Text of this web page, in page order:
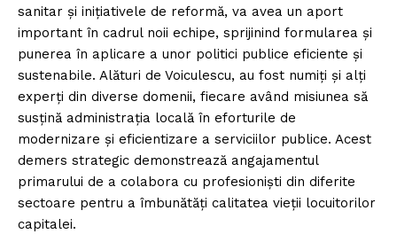
sanitar și inițiativele de reformă, va avea un aport
important în cadrul noii echipe, sprijinind formularea și
punerea în aplicare a unor politici publice eficiente și
sustenabile. Alături de Voiculescu, au fost numiți și alți
experți din diverse domenii, fiecare având misiunea să
susțină administrația locală în eforturile de
modernizare și eficientizare a serviciilor publice. Acest
demers strategic demonstrează angajamentul
primarului de a colabora cu profesioniști din diferite
sectoare pentru a îmbunătăți calitatea vieții locuitorilor
capitalei.